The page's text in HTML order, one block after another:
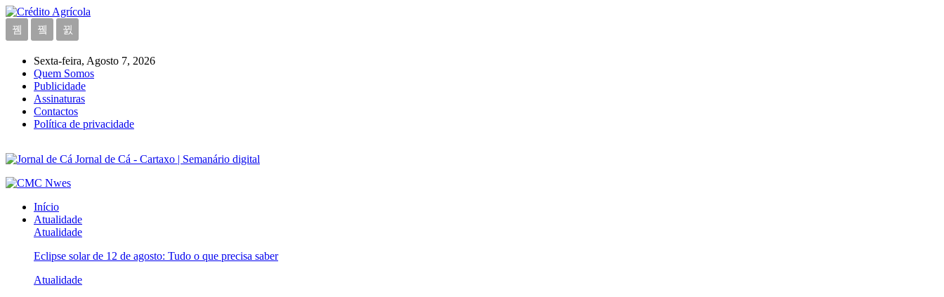
Sexta-feira, Agosto 7, 2026
Quem Somos
Publicidade
Assinaturas
Contactos
Política de privacidade
Jornal de Cá - Cartaxo | Semanário digital
Início
Atualidade
Atualidade
Eclipse solar de 12 de agosto: Tudo o que precisa saber
Atualidade